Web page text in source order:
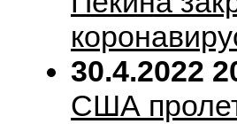
30.4.2022
США